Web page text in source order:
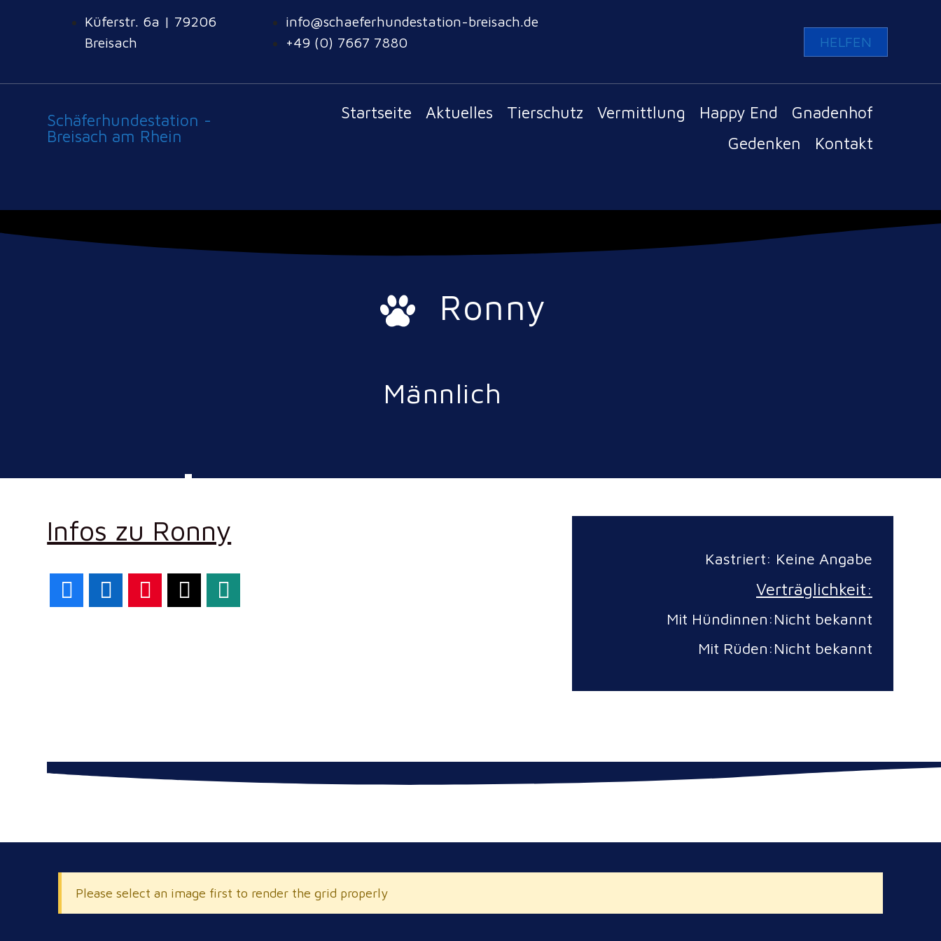
Küferstr. 6a | 79206
Breisach
info@schaeferhundestation-breisach.de
+49 (0) 7667 7880
HELFEN
Schäferhundestation -
Breisach am Rhein
Startseite Aktuelles Tierschutz Vermittlung Happy End
Gnadenhof
Gedenken
Kontakt
Ronny
Männlich
Infos zu Ronny
Kastriert: Keine Angabe
Verträglichkeit:
Mit Hündinnen:Nicht bekannt
Mit Rüden:Nicht bekannt
Please select an image first to render the grid properly